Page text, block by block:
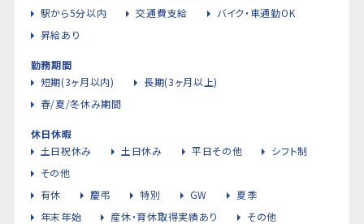
駅から5分以内
交通費支給
バイク・車通勤OK
昇給あり
勤務期間
短期(3ヶ月以内)
長期(3ヶ月以上)
春/夏/冬休み期間
休日休暇
土日祝休み
土日休み 平日その他
シフト制
その他
有休
慶弔 特別 GW
夏季
年末年始
産休・育休取得実績あり その他